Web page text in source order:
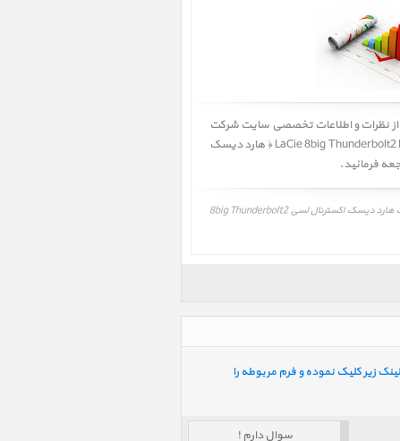
از نظرات و اطلاعات تخصصی سایت شرکت
تولید کننده و سایتهای مرجع و معتبر استفاده شده است ولی وجود اشکالات و مغایرتهایی در نظرات و بررسی های تخصصی LaCie 8big Thunderbolt2 PSU Kit‎ ﴿ هارد دیسک
بررسی تخصصی، مقایسه، معرفی هارد دیسک اکسترنال لسی 8big Thunderbolt2 PSU Kit، LaCie 8big Thunderbolt2 PSU Kit‎، نظرات، نقاط ضعف و قوت هارد دیسک اکسترنال لسی 8big Thunderbolt2
زیر کلیک نموده و فرم مربوطه را
سوال دارم !